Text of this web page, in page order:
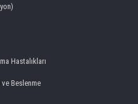
Hastalıkları
Beslenme